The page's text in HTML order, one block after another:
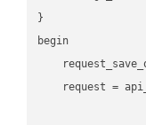
}
begin
request =